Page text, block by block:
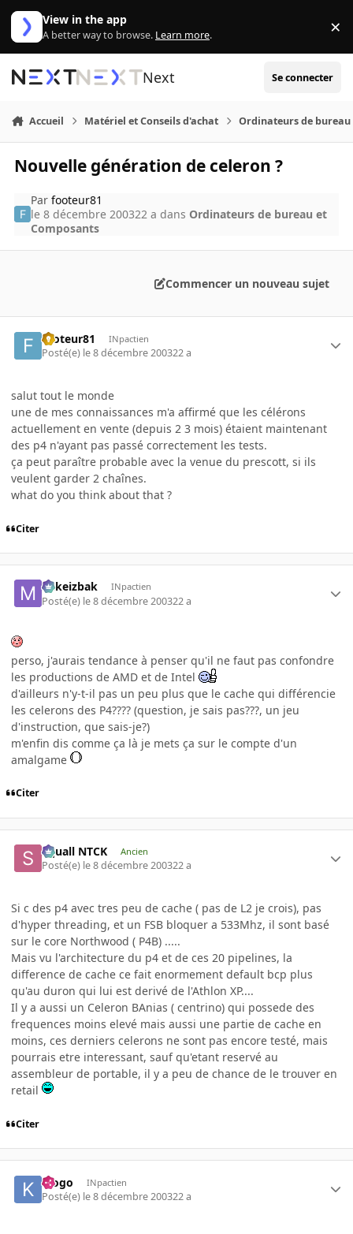
Aller au contenu
View in the app
A better way to browse. Learn more. ×
Next Se connecter
Accueil Matériel et Conseils d'achat Ordinateurs de bureau
Nouvelle génération de celeron ?
Parfooteur81
le 8 décembre 200322 a dans Ordinateurs de bureau et
Composants
Commencer un nouveau sujet
footeur81 INpactien
Posté(e) le 8 décembre 200322 a
salut tout le monde
une de mes connaissances m'a affirmé que les célérons
actuellement en vente (depuis 2 3 mois) étaient maintenant
des p4 n'ayant pas passé correctement les tests.
ça peut paraître probable avec la venue du prescott, si ils
veulent garder 2 chaînes.
what do you think about that ?
Citer
Mikeizbak INpactien
Posté(e) le 8 décembre 200322 a
perso, j'aurais tendance à penser qu'il ne faut pas confondre
les productions de AMD et de Intel
d'ailleurs n'y-t-il pas un peu plus que le cache qui différencie
les celerons des P4???? (question, je sais pas???, un jeu
d'instruction, que sais-je?)
m'enfin dis comme ça là je mets ça sur le compte d'un
amalgame
Citer
Squall NTCK Ancien
Posté(e) le 8 décembre 200322 a
Si c des p4 avec tres peu de cache ( pas de L2 je crois), pas
d'hyper threading, et un FSB bloquer a 533Mhz, il sont basé
sur le core Northwood ( P4B) .....
Mais vu l'architecture du p4 et de ces 20 pipelines, la
difference de cache ce fait enormement default bcp plus
qu'au duron qui lui est derivé de l'Athlon XP....
Il y a aussi un Celeron BAnias ( centrino) qui possede des
frequences moins elevé mais aussi une partie de cache en
moins, ces derniers celerons ne sont pas encore testé, mais
pourrais etre interessant, sauf qu'etant reservé au
assembleur de portable, il y a peu de chance de le trouver en
retail
Citer
klogo INpactien
Posté(e) le 8 décembre 200322 a